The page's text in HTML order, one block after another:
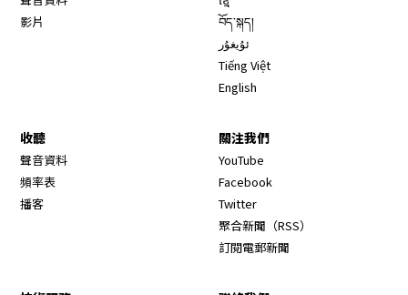
影片
བོད་སྐད།
ئۇيغۇر
Tiếng Việt
English
收聽
聲音資料
頻率表
播客
關注我們
YouTube
Facebook
Twitter
聚合新聞（RSS）
訂閱電郵新聞